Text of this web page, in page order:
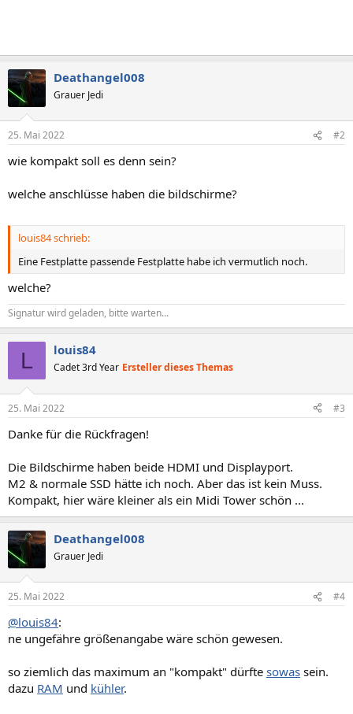
Deathangel008
Grauer Jedi
25. Mai 2022 #2
wie kompakt soll es denn sein?
welche anschlüsse haben die bildschirme?
louis84 schrieb:
Eine Festplatte passende Festplatte habe ich vermutlich noch.
welche?
Signatur wird geladen, bitte warten...
L louis84
Cadet 3rd Year Ersteller dieses Themas
25. Mai 2022 #3
Danke für die Rückfragen!
Die Bildschirme haben beide HDMI und Displayport.
M2 & normale SSD hätte ich noch. Aber das ist kein Muss.
Kompakt, hier wäre kleiner als ein Midi Tower schön ...
Deathangel008
Grauer Jedi
25. Mai 2022 #4
@louis84:
ne ungefähre größenangabe wäre schön gewesen.
so ziemlich das maximum an "kompakt" dürfte sowas sein.
dazu RAM und kühler.